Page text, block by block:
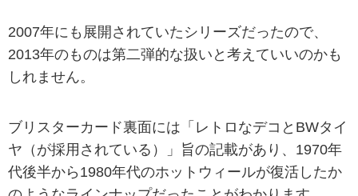
2007年にも展開されていたシリーズだったので、
2013年のものは第二弾的な扱いと考えていいのかも
しれません。
ブリスターカード裏面には「レトロなデコとBWタイ
ヤ（が採用されている）」旨の記載があり、1970年
代後半から1980年代のホットウィールが復活したか